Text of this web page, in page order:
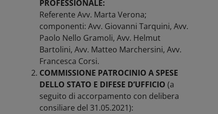
PROFESSIONALE:
Referente Avv. Marta Verona;
componenti: Avv. Giovanni Tarquini, Avv.
Paolo Nello Gramoli, Avv. Helmut
Bartolini, Avv. Matteo Marchersini, Avv.
Francesca Corsi.
COMMISSIONE PATROCINIO A SPESE
DELLO STATO E DIFESE D’UFFICIO (a
seguito di accorpamento con delibera
consiliare del 31.05.2021):